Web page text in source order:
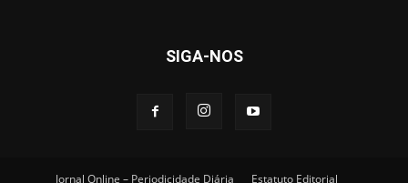
SIGA-NOS
Jornal Online – Periodicidade Diária Estatuto Editorial